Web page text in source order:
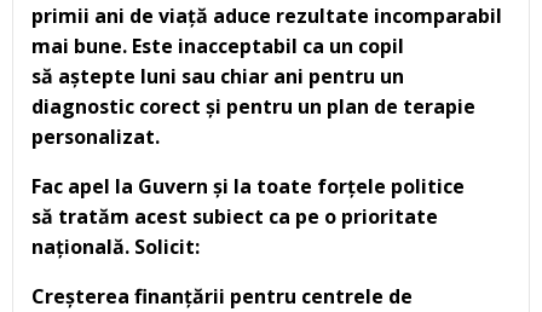
primii ani de viață aduce rezultate incomparabil
mai bune. Este inacceptabil ca un copil
să aștepte luni sau chiar ani pentru un
diagnostic corect și pentru un plan de terapie
personalizat.
Fac apel la Guvern și la toate forțele politice
să tratăm acest subiect ca pe o prioritate
națională. Solicit:
Creșterea finanțării pentru centrele de